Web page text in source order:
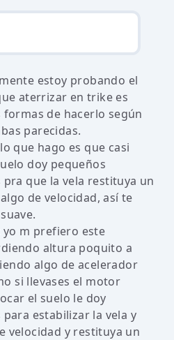
estoy probando el
aterrizar en trike es
de hacerlo según
parecidas.
que hago es que casi
doy pequeños
que la vela restituya un
de velocidad, así te
m prefiero este
altura poquito a
algo de acelerador
si llevases el motor
el suelo le doy
estabilizar la vela y
velocidad y restituya un